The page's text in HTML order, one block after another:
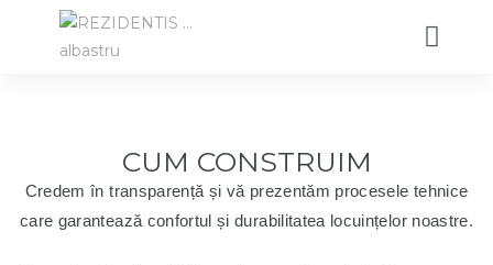
CUM CONSTRUIM
Credem în transparență și vă prezentăm procesele tehnice
care garantează confortul și durabilitatea locuințelor noastre.